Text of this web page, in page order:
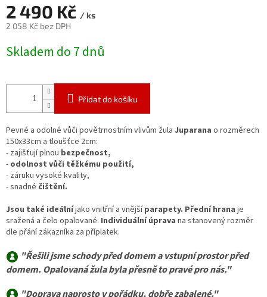
2 490 Kč / ks
2 058 Kč bez DPH
cena:
Skladem do 7 dnů
Přidat do košíku
Pevné a odolné vůči povětrnostním vlivům žula Juparana o rozměrech
150x33cm a tloušťce 2cm:
- zajišťují plnou bezpečnost,
- odolnost vůči těžkému použití,
- záruku vysoké kvality,
- snadné čištění.
Jsou také ideálníjako vnitřní a vnějšíparapety. Přední hrana je
sražená a čelo opalované. Individuální úprava na stanovený rozměr
dle přání zákazníka za příplatek.
"Řešili jsme schody před domem a vstupní prostor před
domem. Opalovaná žula byla přesně to pravé pro nás."
"Doprava naprosto v pořádku, dobře zabalené."